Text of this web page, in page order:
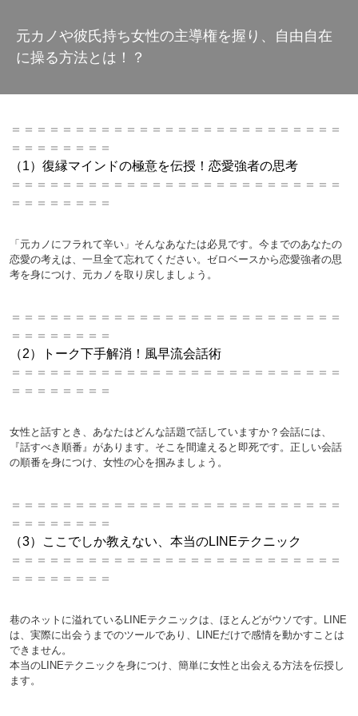
元カノや彼氏持ち女性の主導権を握り、自由自在
に操る方法とは！？
＝＝＝＝＝＝＝＝＝＝＝＝＝＝＝＝＝＝＝＝＝＝＝＝＝＝
＝＝＝＝＝＝＝＝
（1）復縁マインドの極意を伝授！恋愛強者の思考
＝＝＝＝＝＝＝＝＝＝＝＝＝＝＝＝＝＝＝＝＝＝＝＝＝＝
＝＝＝＝＝＝＝＝
「元カノにフラれて辛い」そんなあなたは必見です。今までのあなたの
恋愛の考えは、一旦全て忘れてください。ゼロベースから恋愛強者の思
考を身につけ、元カノを取り戻しましょう。
＝＝＝＝＝＝＝＝＝＝＝＝＝＝＝＝＝＝＝＝＝＝＝＝＝＝
＝＝＝＝＝＝＝＝
（2）トーク下手解消！風早流会話術
＝＝＝＝＝＝＝＝＝＝＝＝＝＝＝＝＝＝＝＝＝＝＝＝＝＝
＝＝＝＝＝＝＝＝
女性と話すとき、あなたはどんな話題で話していますか？会話には、
『話すべき順番』があります。そこを間違えると即死です。正しい会話
の順番を身につけ、女性の心を掴みましょう。
＝＝＝＝＝＝＝＝＝＝＝＝＝＝＝＝＝＝＝＝＝＝＝＝＝＝
＝＝＝＝＝＝＝＝
（3）ここでしか教えない、本当のLINEテクニック
＝＝＝＝＝＝＝＝＝＝＝＝＝＝＝＝＝＝＝＝＝＝＝＝＝＝
＝＝＝＝＝＝＝＝
巷のネットに溢れているLINEテクニックは、ほとんどがウソです。LINE
は、実際に出会うまでのツールであり、LINEだけで感情を動かすことは
できません。
本当のLINEテクニックを身につけ、簡単に女性と出会える方法を伝授し
ます。